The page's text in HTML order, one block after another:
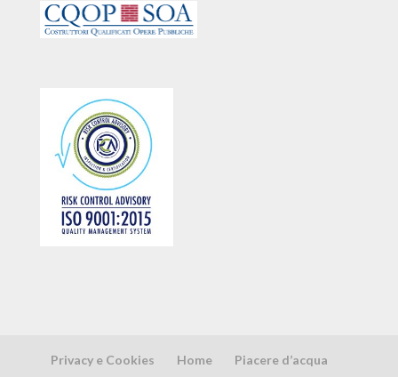
Privacy e Cookies Home
Piacere d’acqua